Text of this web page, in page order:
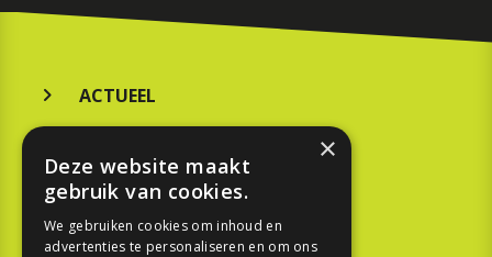
ACTUEEL
KOOPGIDS
TESTEN
×
Deze website maakt
gebruik van cookies.
We gebruiken cookies om inhoud en
advertenties te personaliseren en om ons